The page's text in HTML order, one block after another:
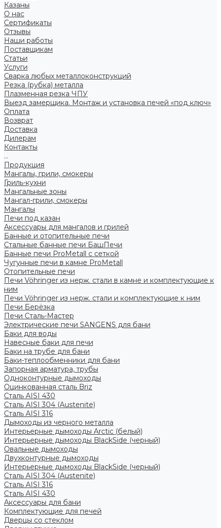
Казаны
О нас
Сертификаты
Отзывы
Наши работы
Поставщикам
Статьи
Услуги
Сварка любых металлоконструкций
Резка (рубка) металла
Плазменная резка ЧПУ
Выезд замерщика. Монтаж и установка печей «под ключ»
Оплата
Возврат
Доставка
Дилерам
Контакты
...
Продукция
Мангалы, грили, смокеры
Гриль-кухни
Мангальные зоны
Мангал-грили, смокеры
Мангалы
Печи под казан
Аксессуары для мангалов и грилей
Банные и отопительные печи
Стальные банные печи БашПечи
Банные печи ProMetall с сеткой
Чугунные печи в камне ProMetall
Отопительные печи
Печи Vöhringer из нерж. стали в камне и комплектующие к
ним
Печи Vöhringer из нерж. стали и комплектующие к ним
Печи Берёзка
Печи Сталь-Мастер
Электрические печи SANGENS для бани
Баки для воды
Навесные баки для печи
Баки на трубе для бани
Баки-теплообменники для бани
Запорная арматура, трубы
Одноконтурные дымоходы
Оцинкованная сталь Briz
Сталь AISI 430
Сталь AISI 304 (Austenite)
Сталь AISI 316
Дымоходы из черного металла
Интерьерные дымоходы Arctic (белый)
Интерьерные дымоходы BlackSide (черный)
Овальные дымоходы
Двухконтурные дымоходы
Интерьерные дымоходы BlackSide (черный)
Сталь AISI 304 (Austenite)
Сталь AISI 316
Сталь AISI 430
Аксессуары для бани
Комплектующие для печей
Дверцы со стеклом